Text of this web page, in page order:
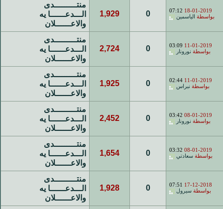
18-01-2019
07:12
بواسطة
الياسمين 0
1,929
منتـــــــــدى
الـــدعــــــا يه
والاعــــــلان
11-01-2019
03:09
بواسطة نورونار 0
2,724
منتـــــــــدى
الـــدعــــــا يه
والاعــــــلان
11-01-2019
02:44
بواسطة نبراس 0
1,925
منتـــــــــدى
الـــدعــــــا يه
والاعــــــلان
08-01-2019
03:42
بواسطة نورونار 0
2,452
منتـــــــــدى
الـــدعــــــا يه
والاعــــــلان
08-01-2019
03:32
بواسطة سعادتي 0
1,654
منتـــــــــدى
الـــدعــــــا يه
والاعــــــلان
17-12-2018
07:51
بواسطة سيرول 0
1,928
منتـــــــــدى
الـــدعــــــا يه
والاعــــــلان